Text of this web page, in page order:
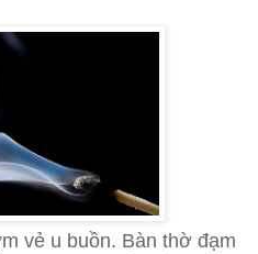
vẻ u buồn. Bàn thờ đạm